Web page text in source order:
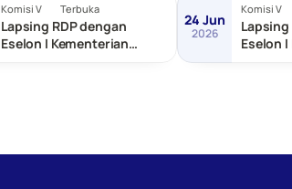
Komisi V Terbuka
Lapsing RDP dengan
Eselon I Kementerian
24 Jun
2026
Komisi V
Lapsing
Eselon